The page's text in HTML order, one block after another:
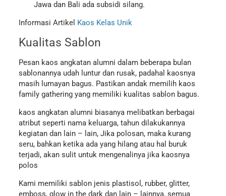
Jawa dan Bali ada subsidi silang.
Informasi Artikel Kaos Kelas Unik
Kualitas Sablon
Pesan kaos angkatan alumni dalam beberapa bulan
sablonannya udah luntur dan rusak, padahal kaosnya
masih lumayan bagus. Pastikan andak memilih kaos
family gathering yang memiliki kualitas sablon bagus.
kaos angkatan alumni biasanya melibatkan berbagai
atribut seperti nama keluarga, tahun dilakukannya
kegiatan dan lain – lain, Jika polosan, maka kurang
seru, bahkan ketika ada yang hilang atau hal buruk
terjadi, akan sulit untuk mengenalinya jika kaosnya
polos
Kami memiliki sablon jenis plastisol, rubber, glitter,
emboss, glow in the dark dan lain – lainnya, semua